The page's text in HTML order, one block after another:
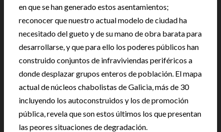
en que se han generado estos asentamientos;
reconocer que nuestro actual modelo de ciudad ha
necesitado del gueto y de su mano de obra barata para
desarrollarse, y que para ello los poderes públicos han
construido conjuntos de infraviviendas periféricos a
donde desplazar grupos enteros de población. El mapa
actual de núcleos chabolistas de Galicia, más de 30
incluyendo los autoconstruidos y los de promoción
pública, revela que son estos últimos los que presentan
las peores situaciones de degradación.